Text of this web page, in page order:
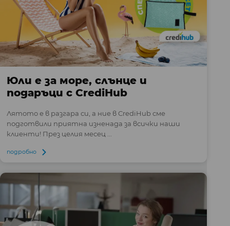
Юли е за море, слънце и
подаръци с CrediHub
Лятото е в разгара си, а ние в CrediHub сме
подготвили приятна изненада за всички наши
клиенти! През целия месец ...
подробно